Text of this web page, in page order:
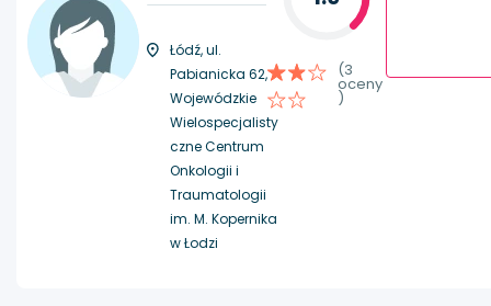
Łódź, ul.
Pabianicka 62,
Wojewódzkie
Wielospecjalisty
czne Centrum
Onkologii i
Traumatologii
im. M. Kopernika
w Łodzi
(3
oceny
)